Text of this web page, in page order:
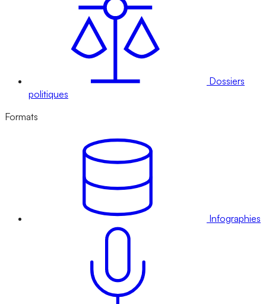
Dossiers
politiques
Formats
Infographies